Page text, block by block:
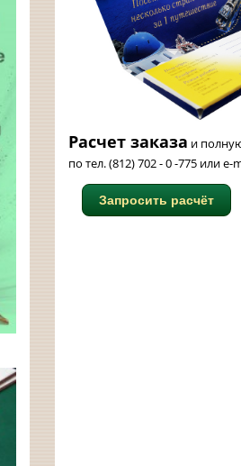
Расчет заказа и
по тел. (812)702 - 0 -775 или e-
Запросить расчёт